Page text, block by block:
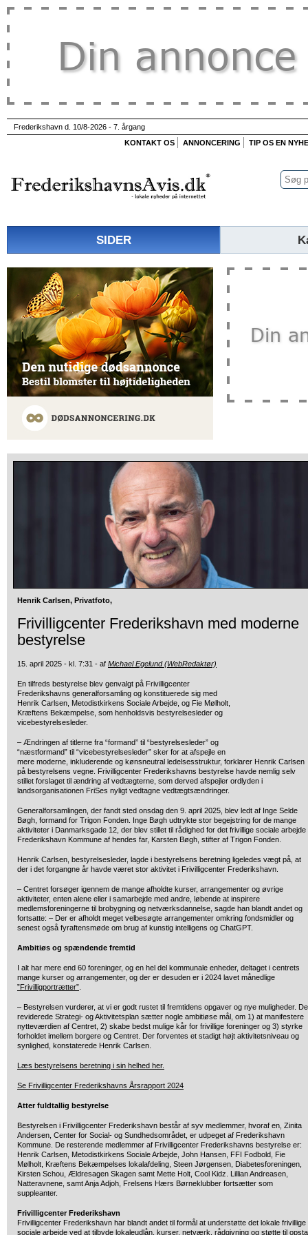
Frederikshavn d. 10/8-2026 - 7. årgang
KONTAKT OS
ANNONCERING TIP OS EN
SIDER
Henrik Carlsen, Privatfoto,
Frivilligcenter Frederikshavn med moderne
bestyrelse
15. april 2025 - kl. 7:31 - af Michael Egelund (WebRedaktør)
En tilfreds bestyrelse blev genvalgt på Frivilligcenter
Frederikshavns generalforsamling og konstituerede sig med
Henrik Carlsen, Metodistkirkens Sociale Arbejde, og Fie Mølholt,
Kræftens Bekæmpelse, som henholdsvis bestyrelsesleder og
vicebestyrelsesleder.
– Ændringen af titlerne fra “formand” til “bestyrelsesleder” og
“næstformand” til “vicebestyrelsesleder” sker for at afspejle en
mere moderne, inkluderende og kønsneutral ledelsesstruktur, forklarer Henrik Carlsen
på bestyrelsens vegne. Frivilligcenter Frederikshavns bestyrelse havde nemlig selv
stillet forslaget til ændring af vedtægterne, som derved afspejler ordlyden i
landsorganisationen FriSes nyligt vedtagne vedtægtsændringer.
Generalforsamlingen, der fandt sted onsdag den 9. april 2025, blev ledt af Inge Selde
Bøgh, formand for Trigon Fonden. Inge Bøgh udtrykte stor begejstring for de mange
aktiviteter i Danmarksgade 12, der blev stillet til rådighed for det frivillige sociale arbejde
Frederikshavn Kommune af hendes far, Karsten Bøgh, stifter af Trigon Fonden.
Henrik Carlsen, bestyrelsesleder, lagde i bestyrelsens beretning ligeledes vægt på, at
der i det forgangne år havde været stor aktivitet i Frivilligcenter Frederikshavn.
– Centret forsøger igennem de mange afholdte kurser, arrangementer og øvrige
aktiviteter, enten alene eller i samarbejde med andre, løbende at inspirere
medlemsforeningerne til brobygning og netværksdannelse, sagde han blandt andet og
fortsatte: – Der er afholdt meget velbesøgte arrangementer omkring fondsmidler og
senest også fyraftensmøde om brug af kunstig intelligens og ChatGPT.
Ambitiøs og spændende fremtid
I alt har mere end 60 foreninger, og en hel del kommunale enheder, deltaget i centrets
mange kurser og arrangementer, og der er desuden er i 2024 lavet månedlige
”Frivilligportrætter”
– Bestyrelsen vurderer, at vi er godt rustet til fremtidens opgaver og nye muligheder.
reviderede Strategi- og Aktivitetsplan sætter nogle ambitiøse mål, om 1) at manifestere
nytteværdien af Centret, 2) skabe bedst mulige kår for frivillige foreninger og 3) styrke
forholdet imellem borgere og Centret. Der forventes et stadigt højt aktivitetsniveau og
synlighed, konstaterede Henrik Carlsen.
Læs bestyrelsens beretning i sin helhed her.
Se Frivilligcenter Frederikshavns Årsrapport 2024
Atter fuldtallig bestyrelse
Bestyrelsen i Frivilligcenter Frederikshavn består af syv medlemmer, hvoraf en, Zinita
Andersen, Center for Social- og Sundhedsområdet, er udpeget af Frederikshavn
Kommune. De resterende medlemmer af Frivilligcenter Frederikshavns bestyrelse er:
Henrik Carlsen, Metodistkirkens Sociale Arbejde, John Hansen, FFI Fodbold, Fie
Mølholt, Kræftens Bekæmpelses lokalafdeling, Steen Jørgensen, Diabetesforeningen,
Kirsten Schou, Ældresagen Skagen samt Mette Holt, Cool Kidz. Lillian Andreasen,
Natteravnene, samt Anja Adjoh, Frelsens Hærs Børneklubber fortsætter som
suppleanter.
Frivilligcenter Frederikshavn
Frivilligcenter Frederikshavn har blandt andet til formål at understøtte det lokale frivillige
sociale arbejde ved at tilbyde lokaleudlån, kurser, netværk, rådgivning og støtte til